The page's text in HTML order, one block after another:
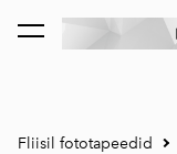
lisati ostukorvi.
Fliisil fototapeedid